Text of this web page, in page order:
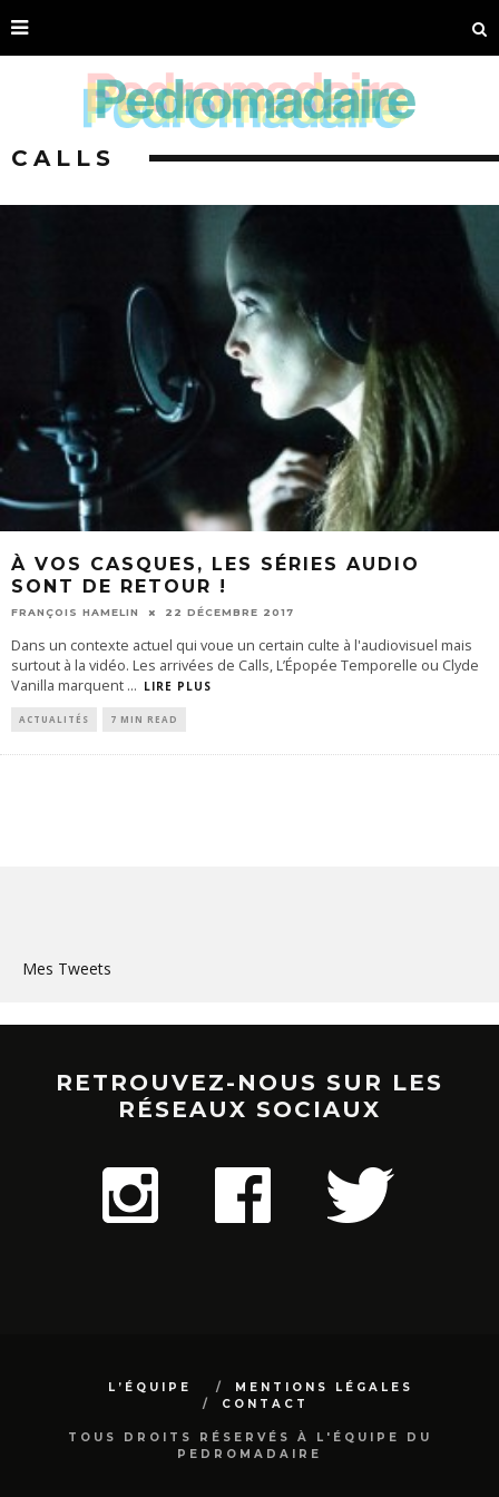
CALLS
À VOS CASQUES, LES SÉRIES AUDIO
SONT DE RETOUR !
FRANÇOIS HAMELIN 22 DÉCEMBRE 2017
Dans un contexte actuel qui voue un certain culte à l'audiovisuel mais
surtout à la vidéo. Les arrivées de Calls, L’Épopée Temporelle ou Clyde
Vanilla marquent ... LIRE PLUS
ACTUALITÉS 7 MIN READ
Mes Tweets
RETROUVEZ-NOUS SUR LES
RÉSEAUX SOCIAUX
L’ÉQUIPE
MENTIONS LÉGALES
CONTACT
TOUS DROITS RÉSERVÉS À L'ÉQUIPE DU
PEDROMADAIRE